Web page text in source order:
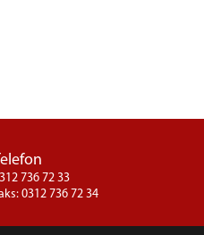
736 72 33
0312 736 72 34